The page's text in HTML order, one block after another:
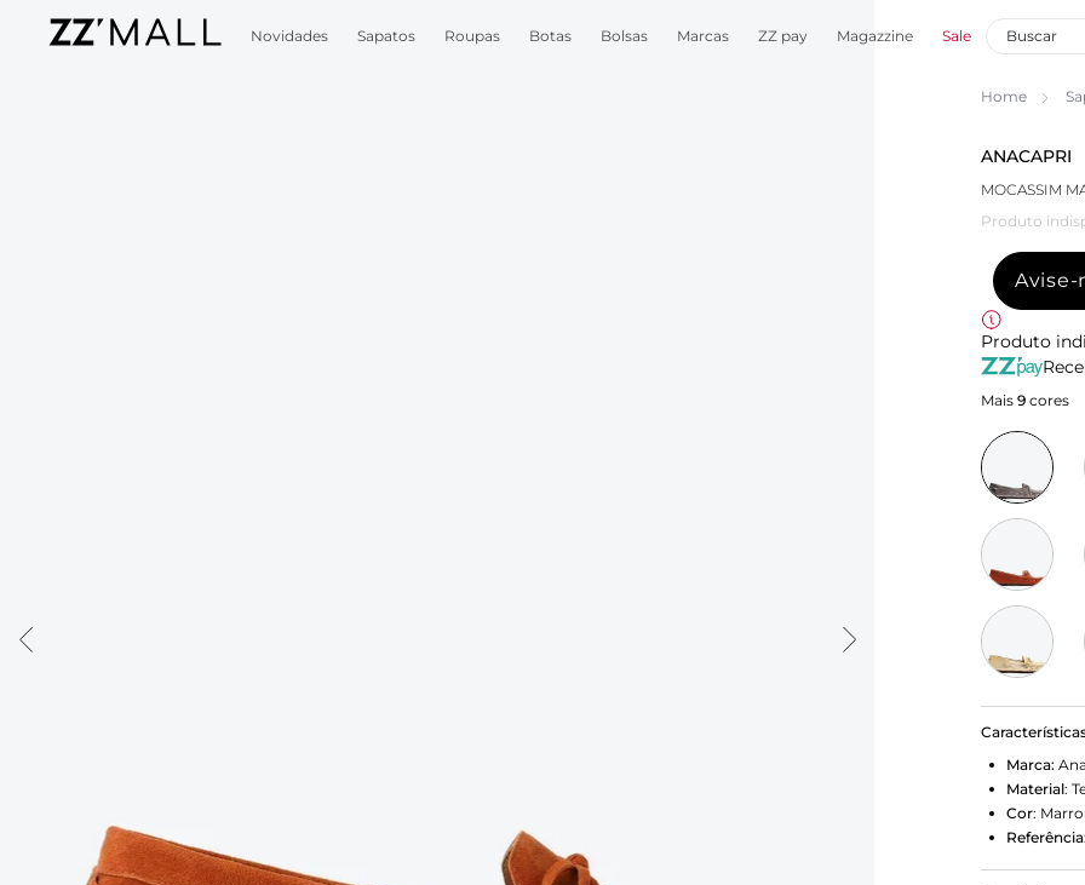
Novidades Sapatos Roupas Botas Bolsas Marcas ZZ pay Magazzine Sale
Home
ANACAPRI
MOCASSIM
Produto
Avise-
Produto
Mais 9 cores
Marca:
Material:
Cor:
Referência: